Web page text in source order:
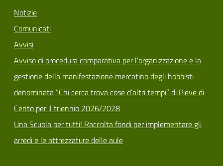
Notizie
Comunicati
Avvisi
Avviso di procedura comparativa per l’organizzazione e la
gestione della manifestazione mercatino degli hobbisti
denominata “Chi cerca trova cose d’altri tempi” di Pieve di
Cento per il triennio 2026/2028
Una Scuola per tutti! Raccolta fondi per implementare gli
arredi e le attrezzature delle aule